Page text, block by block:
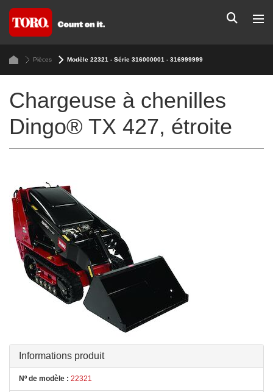
Pièces Modèle 22321 - Série 316000001 - 316999999
Chargeuse à chenilles
Dingo® TX 427, étroite
Informations produit
Nº de modèle : 22321